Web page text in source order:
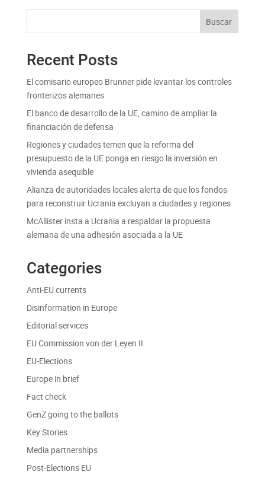
Buscar
Recent Posts
El comisario europeo Brunner pide levantar los controles
fronterizos alemanes
El banco de desarrollo de la UE, camino de ampliar la
financiación de defensa
Regiones y ciudades temen que la reforma del
presupuesto de la UE ponga en riesgo la inversión en
vivienda asequible
Alianza de autoridades locales alerta de que los fondos
para reconstruir Ucrania excluyan a ciudades y regiones
McAllister insta a Ucrania a respaldar la propuesta
alemana de una adhesión asociada a la UE
Categories
Anti-EU currents
Disinformation in Europe
Editorial services
EU Commission von der Leyen II
EU-Elections
Europe in brief
Fact check
GenZ going to the ballots
Key Stories
Media partnerships
Post-Elections EU